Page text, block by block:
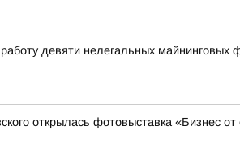
девяти нелегальных майнинговых
открылась фотовыставка «Бизнес от